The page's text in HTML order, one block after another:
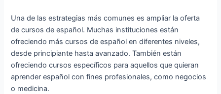
Una de las estrategias más comunes es ampliar la oferta
de cursos de español. Muchas instituciones están
ofreciendo más cursos de español en diferentes niveles,
desde principiante hasta avanzado. También están
ofreciendo cursos específicos para aquellos que quieran
aprender español con fines profesionales, como negocios
o medicina.